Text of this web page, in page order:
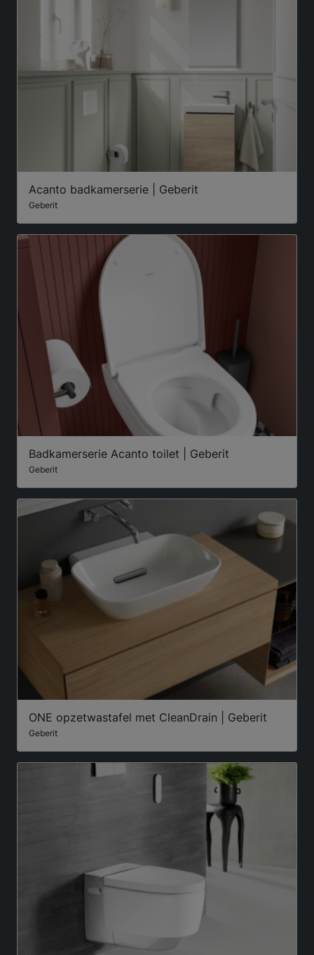
Acanto badkamerserie | Geberit
Geberit
Badkamerserie Acanto toilet | Geberit
Geberit
ONE opzetwastafel met CleanDrain | Geberit
Geberit